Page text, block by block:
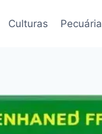
Culturas Pecuária